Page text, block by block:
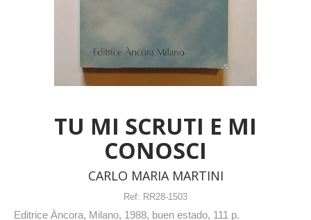
TU MI SCRUTI E MI
CONOSCI
CARLO MARIA MARTINI
Ref: RR28-1503
Editrice Àncora, Milano, 1988, buen estado, 111 p.